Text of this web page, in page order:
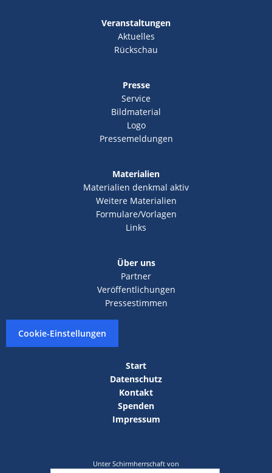
Veranstaltungen
Aktuelles
Rückschau
Presse
Service
Bildmaterial
Logo
Pressemeldungen
Materialien
Materialien denkmal aktiv
Weitere Materialien
Formulare/Vorlagen
Links
Über uns
Partner
Veröffentlichungen
Pressestimmen
Cookie-Einstellungen
Start
Datenschutz
Kontakt
Spenden
Impressum
Unter Schirmherrschaft von